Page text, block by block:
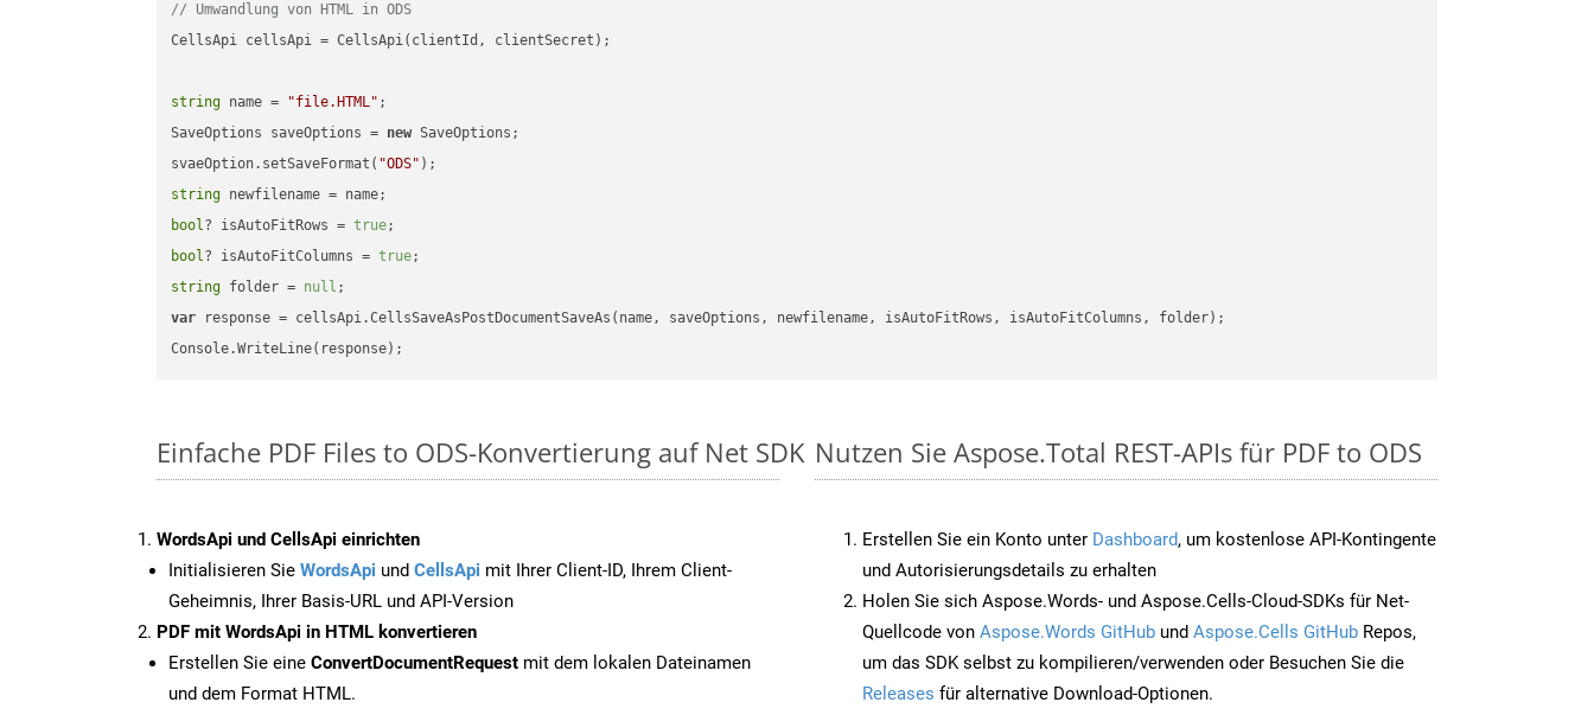
// Umwandlung von HTML in ODS
CellsApi cellsApi = CellsApi(clientId, clientSecret);
string name = "file.HTML" ;
SaveOptions saveOptions = new SaveOptions;
svaeOption.setSaveFormat( "ODS"
string
bool? isAutoFitRows = true
bool? isAutoFitColumns = true
string folder = null
var response = cellsApi.CellsSaveAsPostDocumentSaveAs(name, saveOptions, newfilename, isAutoFitRows, isAutoFitColumns, folder);
Einfache PDF Files to ODS-Konvertierung auf Net SDK
WordsApi und CellsApi einrichten
Initialisieren Sie WordsApi und CellsApi mit Ihrer Client-ID, Ihrem Client-
Geheimnis, Ihrer Basis-URL und API-Version
PDF mit WordsApi in HTML konvertieren
Erstellen Sie eine ConvertDocumentRequest mit dem lokalen Dateinamen
und dem Format HTML.
Nutzen Sie Aspose.Total REST-APIs für PDF to ODS
Erstellen Sie ein Konto unter Dashboard, um kostenlose API-Kontingente
und Autorisierungsdetails zu erhalten
Holen Sie sich Aspose.Words- und Aspose.Cells-Cloud-SDKs für Net-
Quellcode von Aspose.Words GitHub und Aspose.Cells GitHub Repos,
um das SDK selbst zu kompilieren/verwenden oder Besuchen Sie die
Releases für alternative Download-Optionen.